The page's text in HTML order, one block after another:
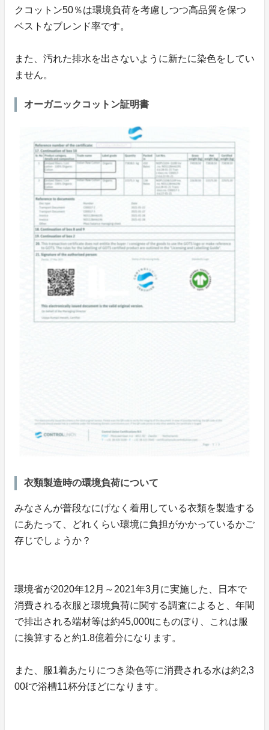
クコットン50％は環境負荷を考慮しつつ高品質を保つ
ベストなブレンド率です。
また、汚れた排水を出さないように新たに染色をしてい
ません。
オーガニックコットン証明書
衣類製造時の環境負荷について
みなさんが普段なにげなく着用している衣類を製造する
にあたって、どれくらい環境に負担がかかっているかご
存じでしょうか？
環境省が2020年12月～2021年3月に実施した、日本で
消費される衣服と環境負荷に関する調査によると、年間
で排出される端材等は約45,000tにものぼり、これは服
に換算すると約1.8億着分になります。
また、服1着あたりにつき染色等に消費される水は約2,3
00ℓで浴槽11杯分ほどになります。